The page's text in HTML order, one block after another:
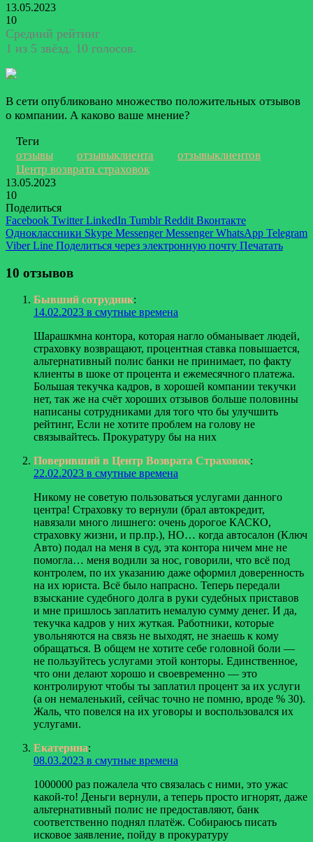
13.05.2023
10
Средний рейтинг
1 из 5 звёзд. 10 голосов.
В сети опубликовано множество положительных отзывов
о компании. А каково ваше мнение?
Теги
отзывы
отзывыклиента
отзывыклиентов
Центр возврата страховок
13.05.2023
10
Поделиться
Facebook Twitter LinkedIn Tumblr Reddit Вконтакте
Одноклассники Skype Messenger Messenger WhatsApp Telegram
Viber Line Поделиться через электронную почту Печатать
10 отзывов
Бывший сотрудник:
14.02.2023 в смутные времена
Шарашкмна контора, которая нагло обманывает людей,
страховку возвращают, процентная ставка повышается,
альтернативный полис банки не принимает, по факту
клиенты в шоке от процента и ежемесячного платежа.
Большая текучка кадров, в хорошей компании текучки
нет, так же на счёт хороших отзывов больше половины
написаны сотрудниками для того что бы улучшить
рейтинг, Если не хотите проблем на голову не
связывайтесь. Прокуратуру бы на них
Поверивший в Центр Возврата Страховок:
22.02.2023 в смутные времена
Никому не советую пользоваться услугами данного
центра! Страховку то вернули (брал автокредит,
навязали много лишнего: очень дорогое КАСКО,
страховку жизни, и пр.пр.), НО… когда автосалон (Ключ
Авто) подал на меня в суд, эта контора ничем мне не
помогла… меня водили за нос, говорили, что всё под
контролем, по их указанию даже оформил доверенность
на их юриста. Всё было напрасно. Теперь передали
взыскание судебного долга в руки судебных приставов
и мне пришлось заплатить немалую сумму денег. И да,
текучка кадров у них жуткая. Работники, которые
увольняются на связь не выходят, не знаешь к кому
обращаться. В общем не хотите себе головной боли —
не пользуйтесь услугами этой конторы. Единственное,
что они делают хорошо и своевременно — это
контролируют чтобы ты заплатил процент за их услуги
(а он немаленький, сейчас точно не помню, вроде % 30).
Жаль, что повелся на их уговоры и воспользовался их
услугами.
Екатерина:
08.03.2023 в смутные времена
1000000 раз пожалела что связалась с ними, это ужас
какой-то! Деньги вернули, а теперь просто игнорят, даже
альтернативный полис не предоставляют, банк
соответственно поднял платёж. Собираюсь писать
исковое заявление, пойду в прокуратуру